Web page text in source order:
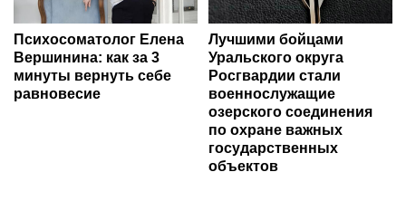
Психосоматолог Елена
Вершинина: как за 3
минуты вернуть себе
равновесие
Лучшими бойцами
Уральского округа
Росгвардии стали
военнослужащие
озерского соединения
по охране важных
государственных
объектов